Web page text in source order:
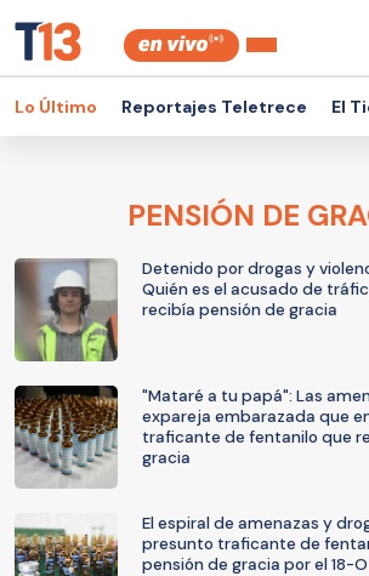
Lo Último Reportajes Teletrece El
PENSIÓN DE
Detenido por drogas y
Quién es el acusado de
recibía pensión de gracia
"Mataré a tu papá": Las
expareja embarazada que
traficante de fentanilo que
gracia
El espiral de amenazas y
presunto traficante de
pensión de gracia por el 18-O